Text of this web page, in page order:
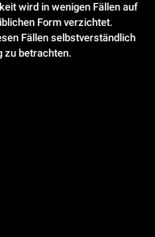
wird in wenigen Fällen auf
Form verzichtet.
Fällen selbstverständlich
zu betrachten.